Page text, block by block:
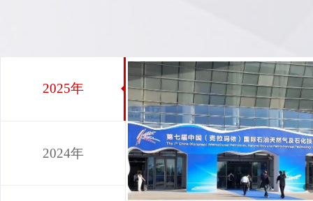
2025年
2024年